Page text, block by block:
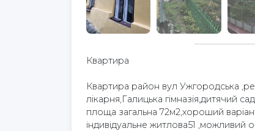
Квартира
Квартира район вул Ужгородська
лікарня,Галицька гімназія,дитячий
площа загальна 72м2,хороший
індивідуальне житлова51 ,можливий